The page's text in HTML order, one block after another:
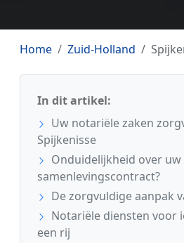
Home Zuid-Holland
In dit artikel:
Uw notariële zaken
Spijkenisse
Onduidelijkheid over
samenlevingscontract?
De zorgvuldige aanpak
Notariële diensten voor
een rij